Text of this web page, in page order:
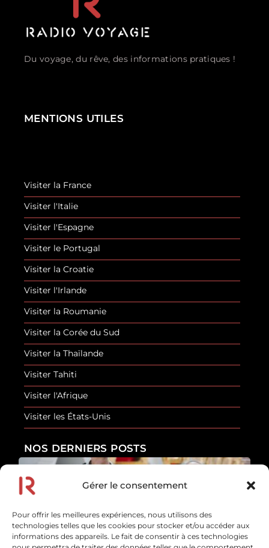
Gérer le consentement
Pour offrir les meilleures expériences, nous utilisons des
technologies telles que les cookies pour stocker et/ou accéder aux
informations des appareils. Le fait de consentir à ces technologies
Du voyage, du rêve, des informations pratiques !
MENTIONS UTILES
Visiter la France
Visiter l'Italie
Visiter l'Espagne
Visiter le Portugal
Visiter la Croatie
Visiter l'Irlande
Visiter la Roumanie
Visiter la Corée du Sud
Visiter la Thaïlande
Visiter Tahiti
Visiter l'Afrique
Visiter les États-Unis
NOS DERNIERS POSTS
Les erreurs de sécurité que font la plupart des
touristes
En savoir plus
10 juillet 2026